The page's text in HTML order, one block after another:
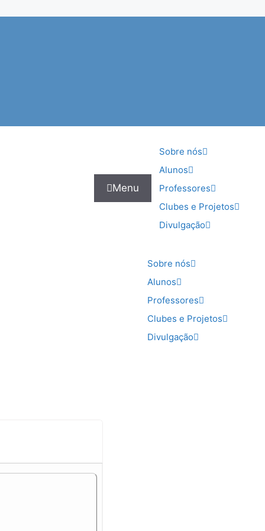
Menu
Sobre nós
Alunos
Professores
Clubes e Projetos
Divulgação
Sobre nós
Alunos
Professores
Clubes e Projetos
Divulgação